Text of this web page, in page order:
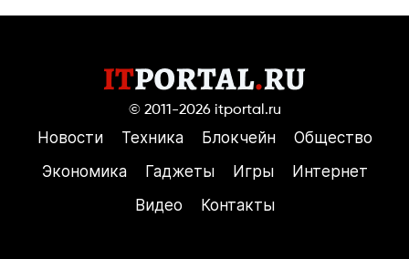
© 2011-2026 itportal.ru
Новости Техника Блокчейн
Общество
Экономика
Гаджеты Игры
Интернет
Видео
Контакты